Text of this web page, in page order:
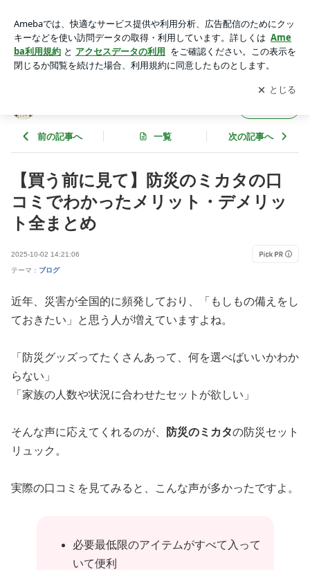
デメリット全まとめ | かんなのひとりごとブログ
アプリをダウンロードして ブログの更新通知
を受け取りまし
ょう。
開く
前の記事へ 一覧 次の記事へ
【買う前に見て】防災のミカタの口
コミでわかったメリット・デメリッ
ト全まとめ
2025-10-02 14:21:06
テーマ： ブログ
近年、災害が全国的に頻発しており、「もしもの備えをし
ておきたい」と思う人が増えていますよね。
「防災グッズってたくさんあって、何を選べばいいかわか
らない」
「家族の人数や状況に合わせたセットが欲しい」
そんな声に応えてくれるのが、 防災のミカタの防災セット
リュック。
実際の口コミを見てみると、こんな声が多かったですよ。
必要最低限のアイテムがすべて入って
いて便利